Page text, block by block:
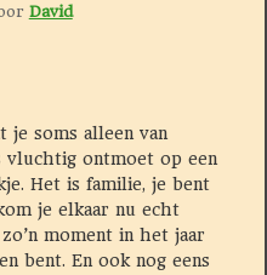
David
je soms alleen van
vluchtig ontmoet op een
Het is familie, je bent
je elkaar nu echt
moment in het jaar
bent. En ook nog eens